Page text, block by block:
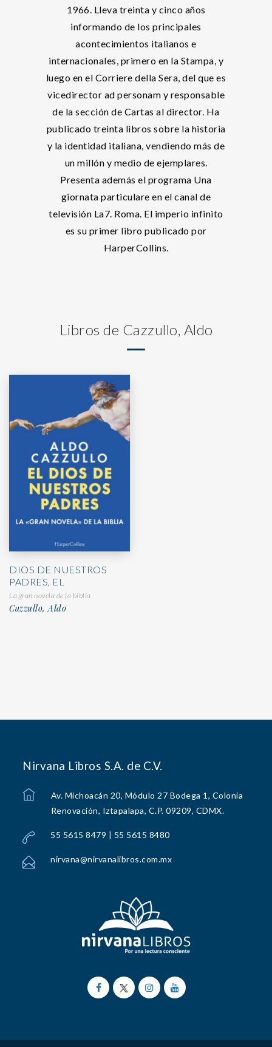
1966. Lleva treinta y cinco años
informando de los principales
acontecimientos italianos e
internacionales, primero en la Stampa, y
luego en el Corriere della Sera, del que es
vicedirector ad personam y responsable
de la sección de Cartas al director. Ha
publicado treinta libros sobre la historia
y la identidad italiana, vendiendo más de
un millón y medio de ejemplares.
Presenta además el programa Una
giornata particulare en el canal de
televisión La7. Roma. El imperio infinito
es su primer libro publicado por
HarperCollins.
Libros de Cazzullo, Aldo
DIOS DE NUESTROS
PADRES, EL
La gran novela de la biblia
Cazzullo, Aldo
Nirvana Libros S.A. de C.V.
Av. Michoacán 20, Módulo 27 Bodega 1, Colonia
Renovación, Iztapalapa, C.P. 09209, CDMX.
55 5615 8479 | 55 5615 8480
nirvana@nirvanalibros.com.mx